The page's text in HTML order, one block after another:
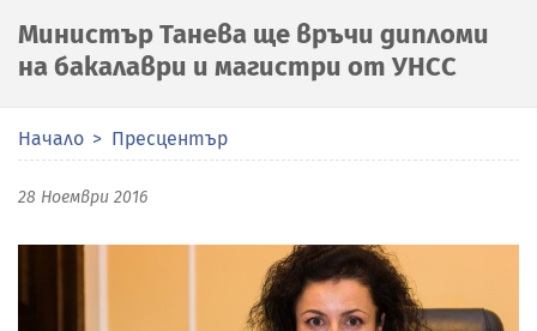
Министър Танева ще връчи дипломи
на бакалаври и магистри от УНСС
Начало Пресцентър
28 Ноември 2016